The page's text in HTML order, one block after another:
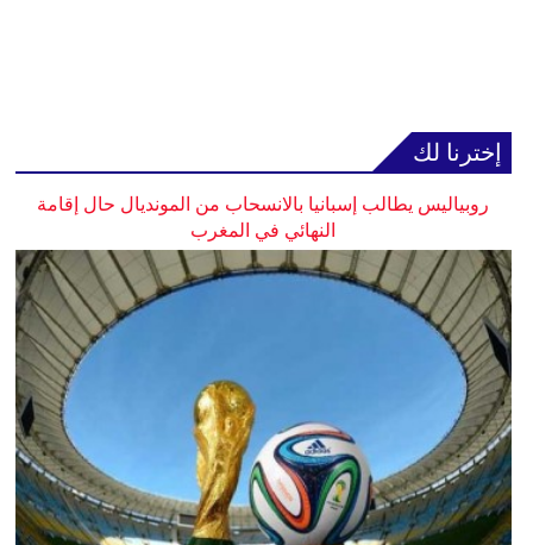
إخترنا لك
روبياليس يطالب إسبانيا بالانسحاب من المونديال حال إقامة
النهائي في المغرب